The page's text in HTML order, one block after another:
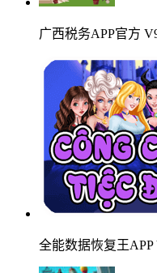
广西税务APP官方
全能数据恢复王